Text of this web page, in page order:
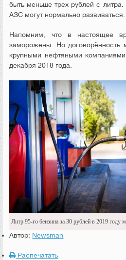
быть меньше трех рублей с литра.
АЗС могут нормально развиваться.
Напомним, что в настоящее
заморожены. Но договорённость
крупными нефтяными компаниями
декабря 2018 года.
Литр 95-го бензина за 30 рублей в 2019 году
Автор: Newsman
Распечатать